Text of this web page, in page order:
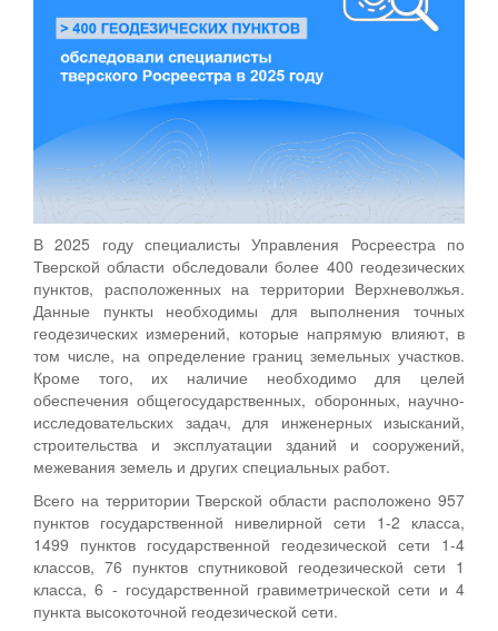
В 2025 году специалисты Управления Росреестра по
Тверской области обследовали более 400 геодезических
пунктов, расположенных на территории Верхневолжья.
Данные пункты необходимы для выполнения точных
геодезических измерений, которые напрямую влияют, в
том числе, на определение границ земельных участков.
Кроме того, их наличие необходимо для целей
обеспечения общегосударственных, оборонных, научно-
исследовательских задач, для инженерных изысканий,
строительства и эксплуатации зданий и сооружений,
межевания земель и других специальных работ.
Всего на территории Тверской области расположено 957
пунктов государственной нивелирной сети 1-2 класса,
1499 пунктов государственной геодезической сети 1-4
классов, 76 пунктов спутниковой геодезической сети 1
класса, 6 - государственной гравиметрической сети и 4
пункта высокоточной геодезической сети.